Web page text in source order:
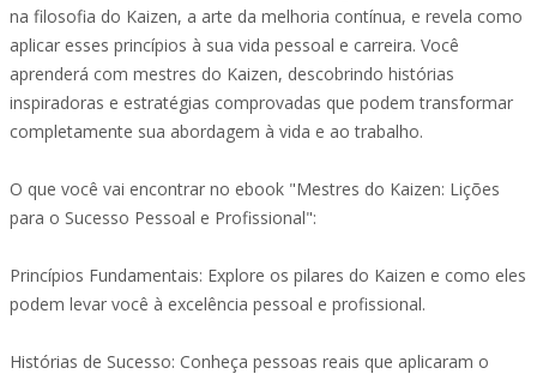
na filosofia do Kaizen, a arte da melhoria contínua, e revela como
aplicar esses princípios à sua vida pessoal e carreira. Você
aprenderá com mestres do Kaizen, descobrindo histórias
inspiradoras e estratégias comprovadas que podem transformar
completamente sua abordagem à vida e ao trabalho.
O que você vai encontrar no ebook "Mestres do Kaizen: Lições
para o Sucesso Pessoal e Profissional":
Princípios Fundamentais: Explore os pilares do Kaizen e como eles
podem levar você à excelência pessoal e profissional.
Histórias de Sucesso: Conheça pessoas reais que aplicaram o